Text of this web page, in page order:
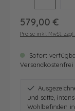
Regulärer Preis:
579,00 €
Preise inkl. MwSt.
Sofort
Versandkostenfrei
und satte,
Wohlbefinden